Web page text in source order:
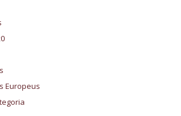
Europeus